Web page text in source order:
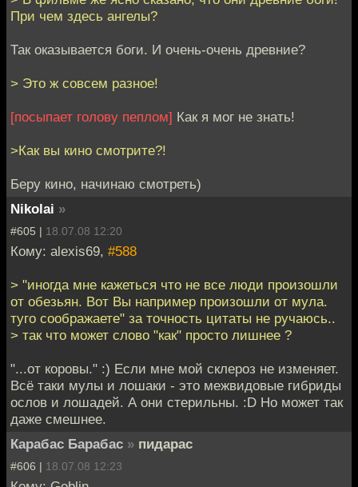
При чем здесь ангелы?
Так оказывается боги. И очень-очень древние?
> Это ж совсем разное!
[посыпает голову пеплом] Как я мог не знать!
>Как вы кино смотрите?!
Беру кино, начинаю смотреть)
Nikolai »
#605 | 18.07.08 12:20
Кому: alexis69, #588
> "иногда мне кажеться что не все люди произошли
от обезьян. Вот Вы например произошли от мула.
туго соображаете" за точность цитаты не ручаюсь..
> так что может слово "как" просто лишнее ?
"...от коровы." :) Если мне мой склероз не изменяет.
Всё таки мулы и лошаки - это межвидовые гибриды
ослов и лошадей. А они стерильны. :D Но может так
даже смешнее.
Карабас Барабас » пидарас
#606 | 18.07.08 12:23